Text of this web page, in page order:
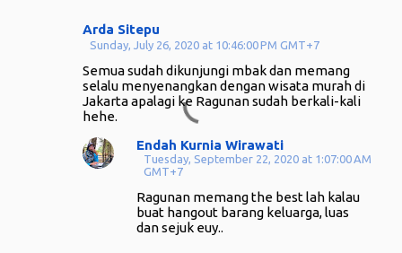
Arda Sitepu
Sunday, July 26, 2020 at 10:46:00 PM GMT+7
Semua sudah dikunjungi mbak dan memang
selalu menyenangkan dengan wisata murah di
Jakarta apalagi ke Ragunan sudah berkali-kali
hehe.
Endah Kurnia Wirawati
Tuesday, September 22, 2020 at 1:07:00 AM
GMT+7
Ragunan memang the best lah kalau
buat hangout barang keluarga, luas
dan sejuk euy..